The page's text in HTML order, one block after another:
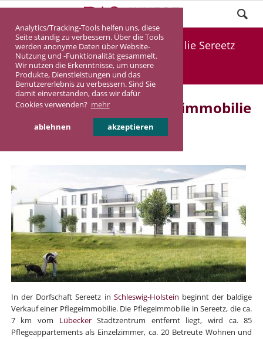
Analytics/Tracking-Tools helfen uns, diese
Seite ständig zu verbessern. Über die Tools
werden anonyme Daten über Website-
Nutzung und -Funktionalität gesammelt.
Wir nutzen die Erkenntnisse, um unsere
Produkte, Dienstleistungen und das
Benutzererlebnis zu verbessern. Sind Sie
damit einverstanden, dass wir dafür
Cookies verwenden? mehr
ablehnen akzeptieren
Vorankündigung: Pflegeimmobilie Sereetz
DASINVEST Aktuelles
Vorankündigung: Pflegeimmobilie
Sereetz
In der Dorfschaft Sereetz in Schleswig-Holstein beginnt der baldige
Verkauf einer Pflegeimmobilie. Die Pflegeimmobilie in Sereetz, die ca.
7 km vom LübeckerStadtzentrum entfernt liegt, wird ca. 85
Pflegeappartements als Einzelzimmer, ca. 20 Betreute Wohnen und